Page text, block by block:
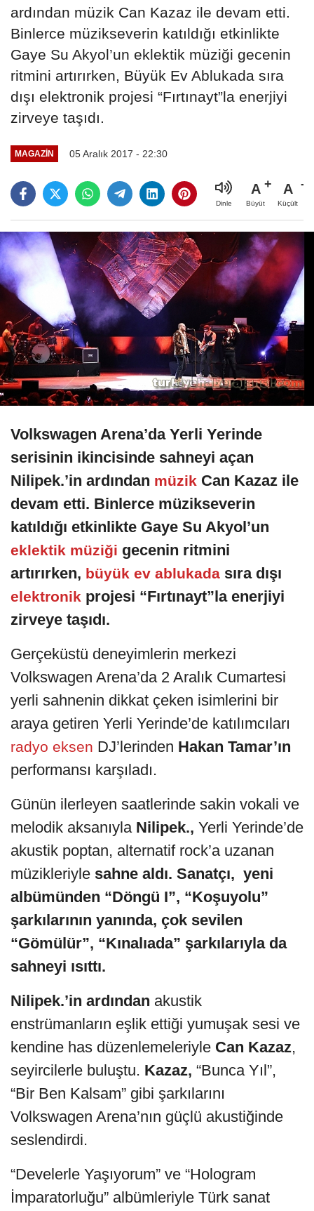
ardından müzik Can Kazaz ile devam etti.
Binlerce müzikseverin katıldığı etkinlikte
Gaye Su Akyol’un eklektik müziği gecenin
ritmini artırırken, Büyük Ev Ablukada sıra
dışı elektronik projesi “Fırtınayt”la enerjiyi
zirveye taşıdı.
MAGAZIN 05 Aralık 2017 - 22:30
Dinle
A
Büyüt
A
Küçült
Volkswagen Arena’da Yerli Yerinde
serisinin ikincisinde sahneyi açan
Nilipek.’in ardından müzik Can Kazaz ile
devam etti. Binlerce müzikseverin
katıldığı etkinlikte Gaye Su Akyol’un
eklektik müziği gecenin ritmini
artırırken, büyük ev ablukada sıra dışı
elektronik projesi “Fırtınayt”la enerjiyi
zirveye taşıdı.
Gerçeküstü deneyimlerin merkezi
Volkswagen Arena’da 2 Aralık Cumartesi
yerli sahnenin dikkat çeken isimlerini bir
araya getiren Yerli Yerinde’de katılımcıları
radyo eksen DJ’lerinden Hakan Tamar’ın
performansı karşıladı.
Günün ilerleyen saatlerinde sakin vokali ve
melodik aksanıyla Nilipek., Yerli Yerinde’de
akustik poptan, alternatif rock’a uzanan
müzikleriyle sahne aldı. Sanatçı, yeni
albümünden “Döngü I”, “Koşuyolu”
şarkılarının yanında, çok sevilen
“Gömülür”, “Kınalıada” şarkılarıyla da
sahneyi ısıttı.
Nilipek.’in ardından akustik
enstrümanların eşlik ettiği yumuşak sesi ve
kendine has düzenlemeleriyle Can Kazaz,
seyircilerle buluştu. Kazaz, “Bunca Yıl”,
“Bir Ben Kalsam” gibi şarkılarını
Volkswagen Arena’nın güçlü akustiğinde
seslendirdi.
“Develerle Yaşıyorum” ve “Hologram
İmparatorluğu” albümleriyle Türk sanat